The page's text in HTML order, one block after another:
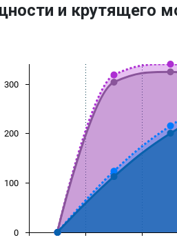
и крутящего
0
100
200
300